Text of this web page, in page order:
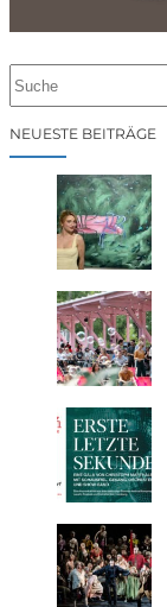
cNEUESTE BEITRÄGE